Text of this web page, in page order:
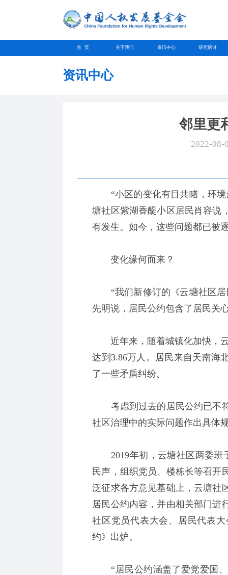
首 页 关于我们 资讯中心 研究研讨
资讯中心
邻里更
2022-08-
“小区的变化有目共睹，环境
塘社区紫湖香醍小区居民肖容说
有发生。如今，这些问题都已被
变化缘何而来？
“我们新修订的《云塘社区居
先明说，居民公约包含了居民关
近年来，随着城镇化加快，云
达到3.86万人。居民来自天南海
了一些矛盾纠纷。
考虑到过去的居民公约已不符
社区治理中的实际问题作出具体
2019年初，云塘社区两委班
民声，组织党员、楼栋长等召开
泛征求各方意见基础上，云塘社
居民公约内容，并由相关部门进
社区党员代表大会、居民代表
约》出炉。
“居民公约涵盖了爱党爱国、